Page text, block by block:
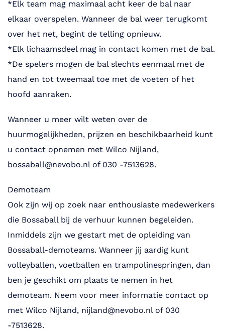
*Elk team mag maximaal acht keer de bal naar
elkaar overspelen. Wanneer de bal weer terugkomt
over het net, begint de telling opnieuw.
*Elk lichaamsdeel mag in contact komen met de bal.
*De spelers mogen de bal slechts eenmaal met de
hand en tot tweemaal toe met de voeten of het
hoofd aanraken.
Wanneer u meer wilt weten over de
huurmogelijkheden, prijzen en beschikbaarheid kunt
u contact opnemen met Wilco Nijland,
bossaball@nevobo.nl of 030 -7513628.
Demoteam
Ook zijn wij op zoek naar enthousiaste medewerkers
die Bossaball bij de verhuur kunnen begeleiden.
Inmiddels zijn we gestart met de opleiding van
Bossaball-demoteams. Wanneer jij aardig kunt
volleyballen, voetballen en trampolinespringen, dan
ben je geschikt om plaats te nemen in het
demoteam. Neem voor meer informatie contact op
met Wilco Nijland, nijland@nevobo.nl of 030
-7513628.